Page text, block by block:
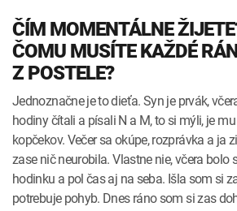
ČÍM MOMENTÁLNE
ČOMU MUSÍTE KAŽDÉ
Z POSTELE?
Jednoznačne je to dieťa. Syn je prvák,
hodiny čítali a písali N a M, to si mýli, je
kopčekov. Večer sa okúpe, rozprávka a ja
zase nič neurobila. Vlastne nie, včera bolo
hodinku a pol čas aj na seba. Išla som si
potrebuje pohyb. Dnes ráno som si zas